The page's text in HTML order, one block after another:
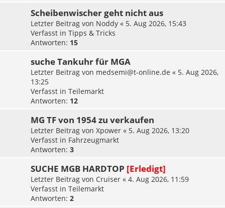
Scheibenwischer geht nicht aus
Letzter Beitrag von Noddy « 5. Aug 2026, 15:43
Verfasst in Tipps & Tricks
Antworten: 15
suche Tankuhr für MGA
Letzter Beitrag von medsemi@t-online.de « 5. Aug 2026,
13:25
Verfasst in Teilemarkt
Antworten: 12
MG TF von 1954 zu verkaufen
Letzter Beitrag von Xpower « 5. Aug 2026, 13:20
Verfasst in Fahrzeugmarkt
Antworten: 3
SUCHE MGB HARDTOP [Erledigt]
Letzter Beitrag von Cruiser « 4. Aug 2026, 11:59
Verfasst in Teilemarkt
Antworten: 2